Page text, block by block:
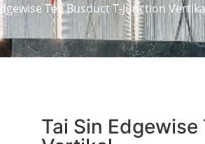
Tee Busduct T-Junction
Tai Sin